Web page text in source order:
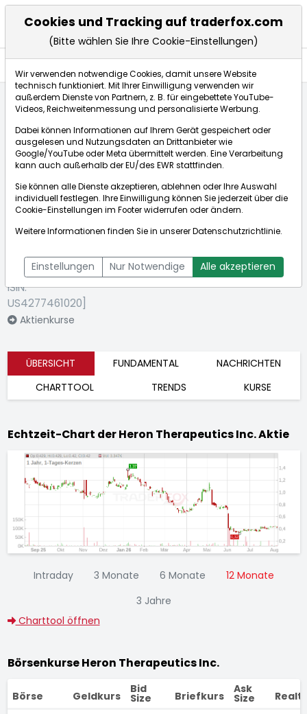
Börse:
Therapeutics
[WKN: A1XB6K |
ISIN:
US4277461020]
Aktienkurse
Bid:0,413€Ask:0,425€
ÜBERSICHT FUNDAMENTAL
NACHRICHTEN
CHARTTOOL
TRENDS KURSE
Echtzeit-Chart der Heron Therapeutics Inc. Aktie
Intraday 3 Monate 6 Monate
12 Monate
3 Jahre
Charttool öffnen
Börsenkurse Heron Therapeutics Inc.
Börse Geldkurs
Bid
Size Briefkurs
Ask
Size
Cookies und Tracking auf traderfox.com
(Bitte wählen Sie Ihre Cookie-Einstellungen)
Wir verwenden notwendige Cookies, damit unsere Website
technisch funktioniert. Mit Ihrer Einwilligung verwenden wir
außerdem Dienste von Partnern, z. B. für eingebettete YouTube-
Videos, Reichweitenmessung und personalisierte Werbung.
Dabei können Informationen auf Ihrem Gerät gespeichert oder
ausgelesen und Nutzungsdaten an Drittanbieter wie
Google/YouTube oder Meta übermittelt werden. Eine Verarbeitung
kann auch außerhalb der EU/des EWR stattfinden.
Sie können alle Dienste akzeptieren, ablehnen oder Ihre Auswahl
individuell festlegen. Ihre Einwilligung können Sie jederzeit über die
Cookie-Einstellungen im Footer widerrufen oder ändern.
Weitere Informationen finden Sie in unsererDatenschutzrichtlinie.
Einstellungen Nur Notwendige Alle akzeptieren